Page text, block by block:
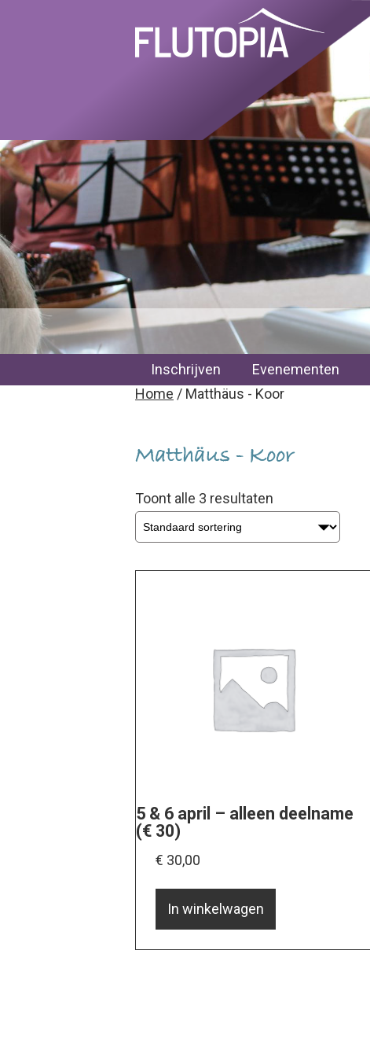
Inschrijven Evenementen
Home / Matthäus - Koor
Matthäus - Koor
Toont alle 3 resultaten
5 & 6 april – alleen deelname
(€ 30)
€ 30,00
In winkelwagen